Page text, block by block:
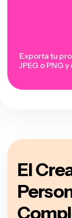
Exporta tu
JPEG o PNG
El